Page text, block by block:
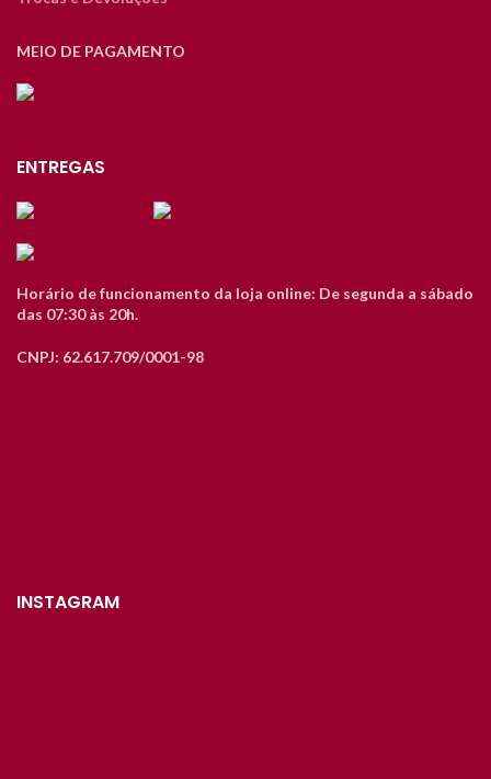
MEIO DE PAGAMENTO
ENTREGAS
Horário de funcionamento da loja online: De segunda a sábado
das 07:30 às 20h.
CNPJ: 62.617.709/0001-98
INSTAGRAM